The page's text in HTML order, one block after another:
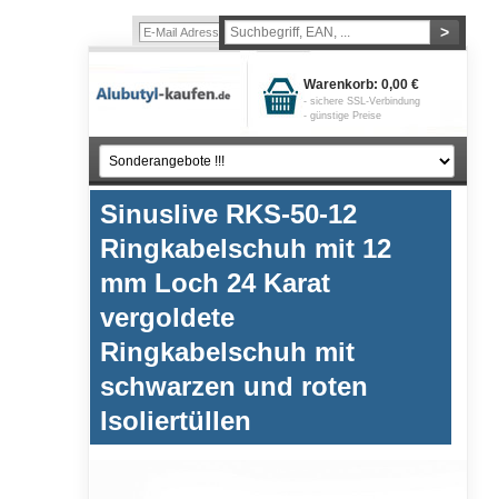
Einloggen>
Warenkorb: 0,00 €
- sichere SSL-Verbindung
- günstige Preise
Sinuslive RKS-50-12
Ringkabelschuh mit 12
mm Loch 24 Karat
vergoldete
Ringkabelschuh mit
schwarzen und roten
Isoliertüllen